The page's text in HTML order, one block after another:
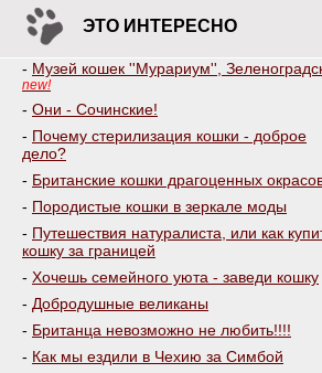
ЭТО ИНТЕРЕСНО
- Музей кошек ''Мурариум'',
new!
- Они - Сочинские!
- Почему стерилизация кошки - доброе
дело?
- Британские кошки драгоценных
- Породистые кошки в зеркале моды
- Путешествия натуралиста, или как
кошку за границей
- Хочешь семейного уюта - заведи кошку
- Добродушные великаны
- Британца невозможно не любить!!!!
- Как мы ездили в Чехию за Симбой